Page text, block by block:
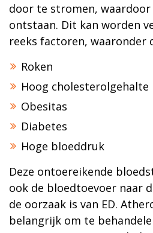
door te stromen,
ontstaan. Dit kan worden
reeks factoren, waaronder
Roken
Hoog cholesterolgehalte
Obesitas
Diabetes
Hoge bloeddruk
Deze ontoereikende
ook de bloedtoevoer naar
de oorzaak is van ED.
belangrijk om te